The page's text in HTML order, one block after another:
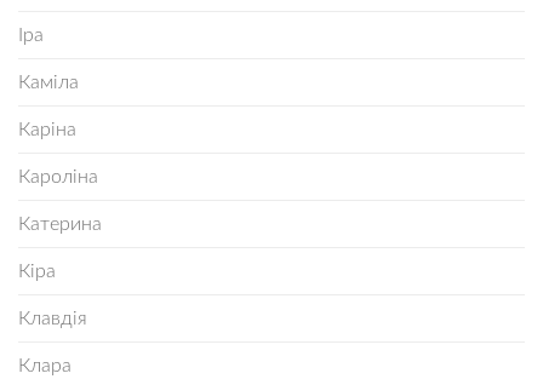
Іра
Каміла
Каріна
Кароліна
Катерина
Кіра
Клавдія
Клара